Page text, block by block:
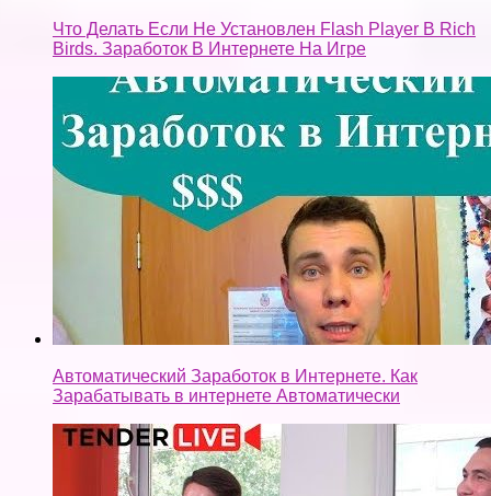
Что Делать Если Не Установлен Flash Player В Rich
Birds. Заработок В Интернете На Игре
Автоматический Заработок в Интернете. Как
Зарабатывать в интернете Автоматически